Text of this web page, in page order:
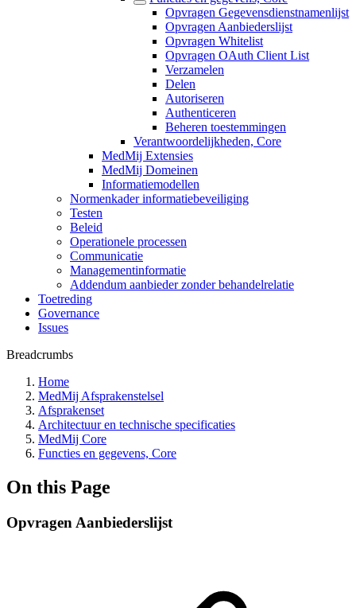
Opvragen Gegevensdienstnamenlijst
Opvragen Aanbiederslijst
Opvragen Whitelist
Opvragen OAuth Client List
Verzamelen
Delen
Autoriseren
Authenticeren
Beheren toestemmingen
Verantwoordelijkheden, Core
MedMij Extensies
MedMij Domeinen
Informatiemodellen
Normenkader informatiebeveiliging
Testen
Beleid
Operationele processen
Communicatie
Managementinformatie
Addendum aanbieder zonder behandelrelatie
Toetreding
Governance
Issues
Breadcrumbs
Home
MedMij Afsprakenstelsel
Afsprakenset
Architectuur en technische specificaties
MedMij Core
Functies en gegevens, Core
On this Page
Opvragen Aanbiederslijst